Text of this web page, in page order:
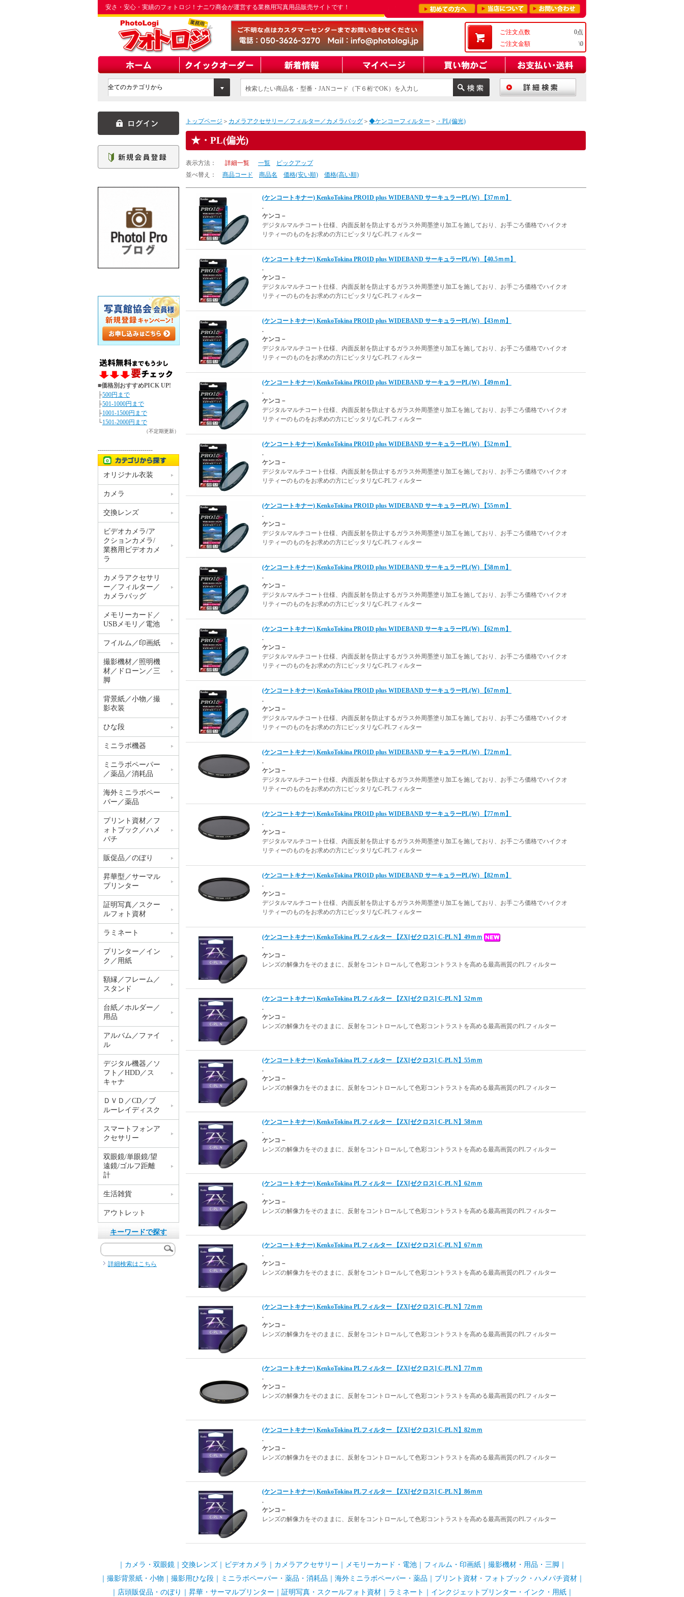
安さ・安心・実績のフォトロジ！ナニワ商会が運営する業務用写真用品販売サイトです！
ご注文点数
0点
ご注文金額
\0
検索したい商品名・型番・JANコード（下６桁でOK）を入力し
トップページ ＞ カメラアクセサリー／フィルター／カメラバッグ ＞ ◆ケンコーフィルター ＞ ・PL(偏光)
・PL(偏光)
表示方法： 詳細一覧 一覧
ピックアップ
並べ替え：
商品コード 商品名 価格(安い順) 価格(高い順)
(ケンコートキナー) KenkoTokina PRO1D plus WIDEBAND サーキュラーPL(W) 【37ｍｍ】
.
ケンコ－
デジタルマルチコート仕様、内面反射を防止するガラス外周墨塗り加工を施しており、お手ごろ価格でハイクオ
リティーのものをお求めの方にピッタリなC-PLフィルター
(ケンコートキナー) KenkoTokina PRO1D plus WIDEBAND サーキュラーPL(W) 【40.5ｍｍ】
.
ケンコ－
デジタルマルチコート仕様、内面反射を防止するガラス外周墨塗り加工を施しており、お手ごろ価格でハイクオ
リティーのものをお求めの方にピッタリなC-PLフィルター
(ケンコートキナー) KenkoTokina PRO1D plus WIDEBAND サーキュラーPL(W) 【43ｍｍ】
.
ケンコ－
デジタルマルチコート仕様、内面反射を防止するガラス外周墨塗り加工を施しており、お手ごろ価格でハイクオ
リティーのものをお求めの方にピッタリなC-PLフィルター
(ケンコートキナー) KenkoTokina PRO1D plus WIDEBAND サーキュラーPL(W) 【49ｍｍ】
.
ケンコ－
デジタルマルチコート仕様、内面反射を防止するガラス外周墨塗り加工を施しており、お手ごろ価格でハイクオ
リティーのものをお求めの方にピッタリなC-PLフィルター
(ケンコートキナー) KenkoTokina PRO1D plus WIDEBAND サーキュラーPL(W) 【52ｍｍ】
.
ケンコ－
デジタルマルチコート仕様、内面反射を防止するガラス外周墨塗り加工を施しており、お手ごろ価格でハイクオ
リティーのものをお求めの方にピッタリなC-PLフィルター
(ケンコートキナー) KenkoTokina PRO1D plus WIDEBAND サーキュラーPL(W) 【55ｍｍ】
.
ケンコ－
デジタルマルチコート仕様、内面反射を防止するガラス外周墨塗り加工を施しており、お手ごろ価格でハイクオ
リティーのものをお求めの方にピッタリなC-PLフィルター
(ケンコートキナー) KenkoTokina PRO1D plus WIDEBAND サーキュラーPL(W) 【58ｍｍ】
.
ケンコ－
デジタルマルチコート仕様、内面反射を防止するガラス外周墨塗り加工を施しており、お手ごろ価格でハイクオ
リティーのものをお求めの方にピッタリなC-PLフィルター
(ケンコートキナー) KenkoTokina PRO1D plus WIDEBAND サーキュラーPL(W) 【62ｍｍ】
.
ケンコ－
デジタルマルチコート仕様、内面反射を防止するガラス外周墨塗り加工を施しており、お手ごろ価格でハイクオ
リティーのものをお求めの方にピッタリなC-PLフィルター
(ケンコートキナー) KenkoTokina PRO1D plus WIDEBAND サーキュラーPL(W) 【67ｍｍ】
.
ケンコ－
デジタルマルチコート仕様、内面反射を防止するガラス外周墨塗り加工を施しており、お手ごろ価格でハイクオ
リティーのものをお求めの方にピッタリなC-PLフィルター
(ケンコートキナー) KenkoTokina PRO1D plus WIDEBAND サーキュラーPL(W) 【72ｍｍ】
.
ケンコ－
デジタルマルチコート仕様、内面反射を防止するガラス外周墨塗り加工を施しており、お手ごろ価格でハイクオ
リティーのものをお求めの方にピッタリなC-PLフィルター
(ケンコートキナー) KenkoTokina PRO1D plus WIDEBAND サーキュラーPL(W) 【77ｍｍ】
.
ケンコ－
デジタルマルチコート仕様、内面反射を防止するガラス外周墨塗り加工を施しており、お手ごろ価格でハイクオ
リティーのものをお求めの方にピッタリなC-PLフィルター
(ケンコートキナー) KenkoTokina PRO1D plus WIDEBAND サーキュラーPL(W) 【82ｍｍ】
.
ケンコ－
デジタルマルチコート仕様、内面反射を防止するガラス外周墨塗り加工を施しており、お手ごろ価格でハイクオ
リティーのものをお求めの方にピッタリなC-PLフィルター
(ケンコートキナー) KenkoTokina PLフィルター 【ZX[ゼクロス] C-PL N】49ｍｍ
.
ケンコ－
レンズの解像力をそのままに、反射をコントロールして色彩コントラストを高める最高画質のPLフィルター
(ケンコートキナー) KenkoTokina PLフィルター 【ZX[ゼクロス] C-PL N】52ｍｍ
.
ケンコ－
レンズの解像力をそのままに、反射をコントロールして色彩コントラストを高める最高画質のPLフィルター
(ケンコートキナー) KenkoTokina PLフィルター 【ZX[ゼクロス] C-PL N】55ｍｍ
.
ケンコ－
レンズの解像力をそのままに、反射をコントロールして色彩コントラストを高める最高画質のPLフィルター
(ケンコートキナー) KenkoTokina PLフィルター 【ZX[ゼクロス] C-PL N】58ｍｍ
.
ケンコ－
レンズの解像力をそのままに、反射をコントロールして色彩コントラストを高める最高画質のPLフィルター
(ケンコートキナー) KenkoTokina PLフィルター 【ZX[ゼクロス] C-PL N】62ｍｍ
.
ケンコ－
レンズの解像力をそのままに、反射をコントロールして色彩コントラストを高める最高画質のPLフィルター
(ケンコートキナー) KenkoTokina PLフィルター 【ZX[ゼクロス] C-PL N】67ｍｍ
.
ケンコ－
レンズの解像力をそのままに、反射をコントロールして色彩コントラストを高める最高画質のPLフィルター
(ケンコートキナー) KenkoTokina PLフィルター 【ZX[ゼクロス] C-PL N】72ｍｍ
.
ケンコ－
レンズの解像力をそのままに、反射をコントロールして色彩コントラストを高める最高画質のPLフィルター
(ケンコートキナー) KenkoTokina PLフィルター 【ZX[ゼクロス] C-PL N】77ｍｍ
.
ケンコ－
レンズの解像力をそのままに、反射をコントロールして色彩コントラストを高める最高画質のPLフィルター
(ケンコートキナー) KenkoTokina PLフィルター 【ZX[ゼクロス] C-PL N】82ｍｍ
.
ケンコ－
レンズの解像力をそのままに、反射をコントロールして色彩コントラストを高める最高画質のPLフィルター
(ケンコートキナー) KenkoTokina PLフィルター 【ZX[ゼクロス] C-PL N】86ｍｍ
.
ケンコ－
レンズの解像力をそのままに、反射をコントロールして色彩コントラストを高める最高画質のPLフィルター
■価格別おすすめPICK UP!
├500円まで
├501-1000円まで
├1001-1500円まで
└1501-2000円まで
（不定期更新）
---------------------------
オリジナル衣装
カメラ
交換レンズ
ビデオカメラ/ア
クションカメラ/
業務用ビデオカメ
ラ
カメラアクセサリ
ー／フィルター／
カメラバッグ
メモリーカード／
USBメモリ／電池
フイルム／印画紙
撮影機材／照明機
材／ドローン／三
脚
背景紙／小物／撮
影衣装
ひな段
ミニラボ機器
ミニラボペーパー
／薬品／消耗品
海外ミニラボペー
パー／薬品
プリント資材／フ
ォトブック／ハメ
パチ
販促品／のぼり
昇華型／サーマル
プリンター
証明写真／スクー
ルフォト資材
ラミネート
プリンター／イン
ク／用紙
額縁／フレーム／
スタンド
台紙／ホルダー／
用品
アルバム／ファイ
ル
デジタル機器／ソ
フト／HDD／ス
キャナ
ＤＶＤ／CD／ブ
ルーレイディスク
スマートフォンア
クセサリー
双眼鏡/単眼鏡/望
遠鏡/ゴルフ距離
計
生活雑貨
アウトレット
キーワードで探す
詳細検索はこちら
カメラ・双眼鏡 交換レンズ ビデオカメラ カメラアクセサリー メモリーカード・電池 フィルム・印画紙 撮影機材・用品・三脚
撮影背景紙・小物 撮影用ひな段 ミニラボペーパー・薬品・消耗品 海外ミニラボペーパー・薬品 プリント資材・フォトブック・ハメパチ資材
店頭販促品・のぼり 昇華・サーマルプリンター 証明写真・スクールフォト資材 ラミネート インクジェットプリンター・インク・用紙